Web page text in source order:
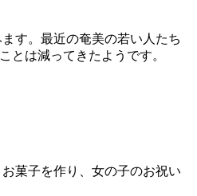
す。最近の奄美の若い人たち
とは減ってきたようです。
お菓子を作り、女の子のお祝い